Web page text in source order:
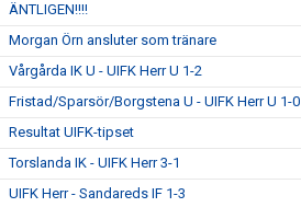
ÄNTLIGEN!!!!
Morgan Örn ansluter som tränare
Vårgårda IK U - UIFK Herr U 1-2
Fristad/Sparsör/Borgstena U - UIFK Herr U 1-0
Resultat UIFK-tipset
Torslanda IK - UIFK Herr 3-1
UIFK Herr - Sandareds IF 1-3